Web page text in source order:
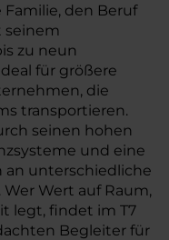
Familie, den Beruf
seinem
zu neun
für größere
die
transportieren.
seinen hohen
und eine
an unterschiedliche
Wert auf Raum,
legt, findet im T7
Begleiter für